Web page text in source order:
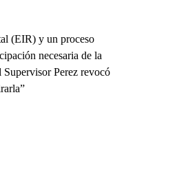
(EIR) y un proceso
necesaria de la
Perez revocó